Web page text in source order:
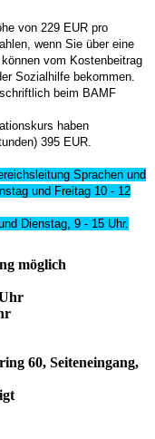
von 229 EUR pro
wenn Sie über eine
vom Kostenbeitrag
Sozialhilfe bekommen.
beim BAMF
haben
395 EUR.
Sprachen und
und Freitag 10 - 12
Dienstag, 9 - 15 Uhr.
möglich
60, Seiteneingang,